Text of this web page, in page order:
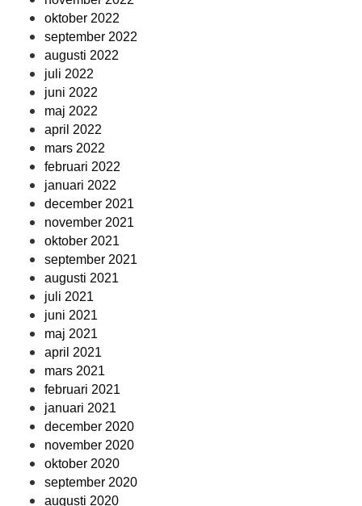
oktober 2022
september 2022
augusti 2022
juli 2022
juni 2022
maj 2022
april 2022
mars 2022
februari 2022
januari 2022
december 2021
november 2021
oktober 2021
september 2021
augusti 2021
juli 2021
juni 2021
maj 2021
april 2021
mars 2021
februari 2021
januari 2021
december 2020
november 2020
oktober 2020
september 2020
augusti 2020